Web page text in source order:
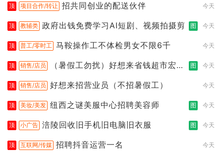
顶 项目合作/转让 招共同创业的配送伙伴 今天
顶 教辅类 政府出钱免费学习AI短剧、视频拍摄剪 图 今天
顶 普工/零时工 马鞍操作工不体检男女不限6千 今天
顶 销售/店员
（暑假工勿扰）好想来省钱超市宏声
图 今天
顶 销售/店员 好想来招营业员（不招暑假工） 今天
顶 美妆/美发 纽西之谜美服中心招聘美容师 图 今天
顶 小广告 涪陵回收旧手机旧电脑旧衣服 图 今天
顶 互联网/传媒 招聘抖音运营一名 今天